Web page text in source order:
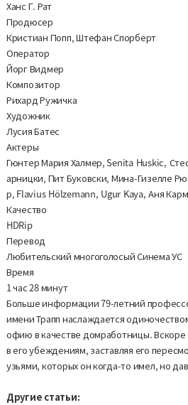
Ханс Г. Рат
Продюсер
Кристиан Попп, Штефан Спорберт
Оператор
Йорг Видмер
Композитор
Рихард Ружичка
Художник
Лусия Батес
Актеры
Гюнтер Мария Халмер, Senita Huskic,
арницки, Пит Буковски, Мина-Гизелле
р, Flavius Hölzemann, Ugur Kaya, Аня
Качество
HDRip
Перевод
Любительский многоголосый Синема УС
Время
1 час 28 минут
Больше информации 79-летний
имени Трапп наслаждается
офию в качестве домработницы. Вскоре
в его убеждениям, заставляя его
узьями, которых он когда-то имел, но
Другие статьи: